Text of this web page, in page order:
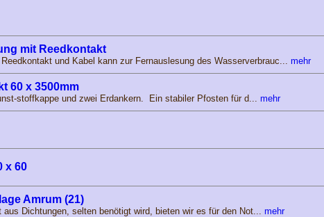
mit Reedkontakt
und Kabel kann zur Fernauslesung des Wasserverbrauc... mehr
60 x 3500mm
stoffkappe und zwei Erdankern. Ein stabiler Pfosten für d... mehr
x 60
Amrum (21)
Dichtungen, selten benötigt wird, bieten wir es für den Not... mehr